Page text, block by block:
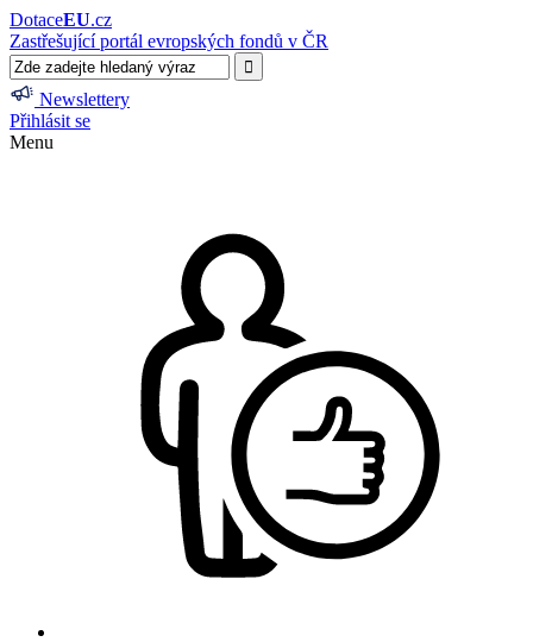
DotaceEU.cz
Zastřešující portál evropských fondů v ČR
Newslettery
Přihlásit se
Menu